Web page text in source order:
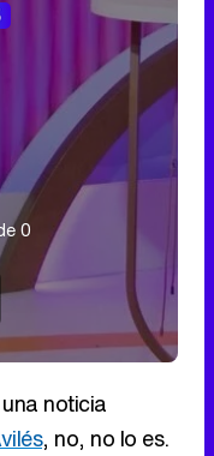
0
noticia
, no, no lo es.